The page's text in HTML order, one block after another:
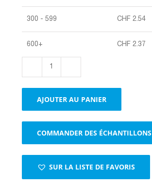
300 - 599 CHF 2.54
600+ CHF 2.37
d'expédition
postale
VinoPac
blanc
AJOUTER AU PANIER
COMMANDER DES ÉCHANTILLONS
SUR LA LISTE DE FAVORIS